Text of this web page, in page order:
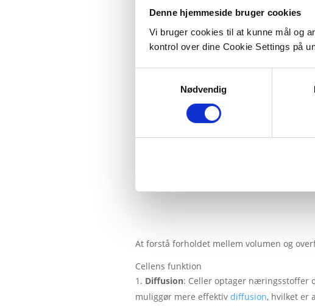
Denne hjemmeside bruger cookies
Vi bruger cookies til at kunne mål og
kontrol over dine Cookie Settings på
Nødvendig
At forstå forholdet mellem volumen og
Cellens funktion
Diffusion: Celler optager næringsstoffer
muliggør mere effektiv diffusion, hvilket er